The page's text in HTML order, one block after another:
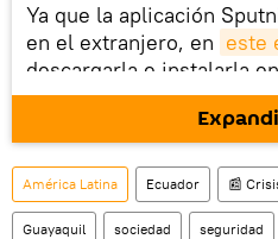
Ya que la aplicación
en el extranjero, en este
descargarla e instalarla
móvil (¡solo para
También tenemos una
social rusa VK .
América Latina Ecuador 📰
Guayaquil sociedad seguridad